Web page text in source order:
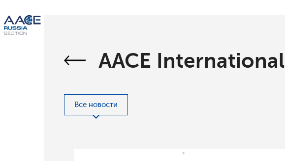
AACE International
Все новости